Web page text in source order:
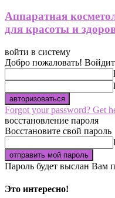
Аппаратная
для красоты и
войти в систему
Добро пожаловать!
Forgot your password? Get
восстановление пароля
Восстановите свой пароль
Пароль будет выслан Вам
Это интересно!